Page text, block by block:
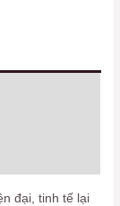
đại, tinh tế lại